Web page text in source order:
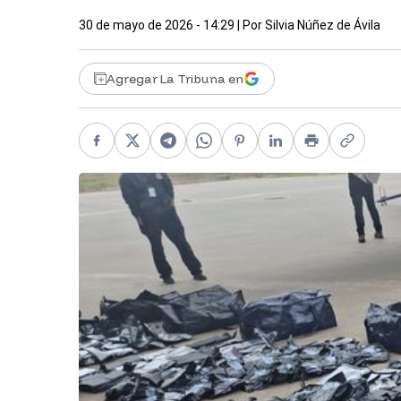
30 de mayo de 2026 - 14:29 | PorSilvia Núñez de Ávila
Agregar La Tribuna en
Facebook
X TelegramWhatsApp
PinterestLinkedIn
PrintCopy